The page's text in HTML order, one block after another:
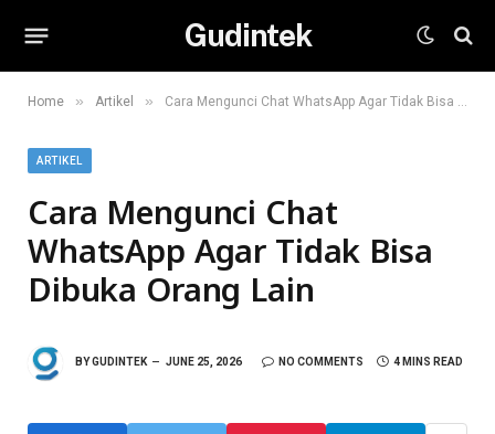
Gudintek
Home » Artikel » Cara Mengunci Chat WhatsApp Agar Tidak Bisa Dibuka Orang Lain
ARTIKEL
Cara Mengunci Chat
WhatsApp Agar Tidak Bisa
Dibuka Orang Lain
BYGUDINTEK JUNE 25, 2026 NO COMMENTS 4 MINS READ